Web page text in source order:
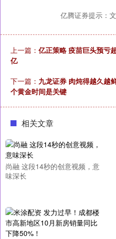
亿腾证券提示：
上一篇： 亿正策略 疫苗巨头预亏
亿
下一篇： 九龙证券 肉炖得越久越
个黄金时间是关键
相关文章
尚融 这段14秒的创意视频，意
味深长